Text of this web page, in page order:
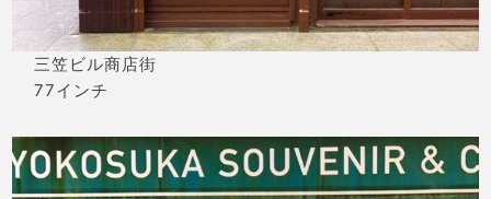
三笠ビル商店街
77インチ